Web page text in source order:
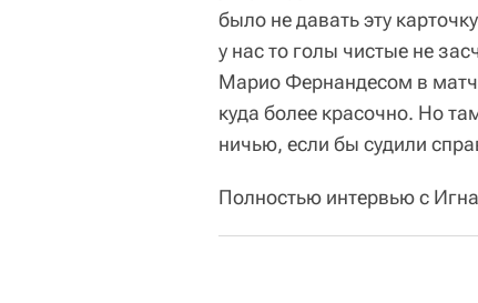
было не давать эту
у нас то голы чистые не
Марио Фернандесом в
куда более красочно. Но
ничью, если бы судили
Полностью интервью с